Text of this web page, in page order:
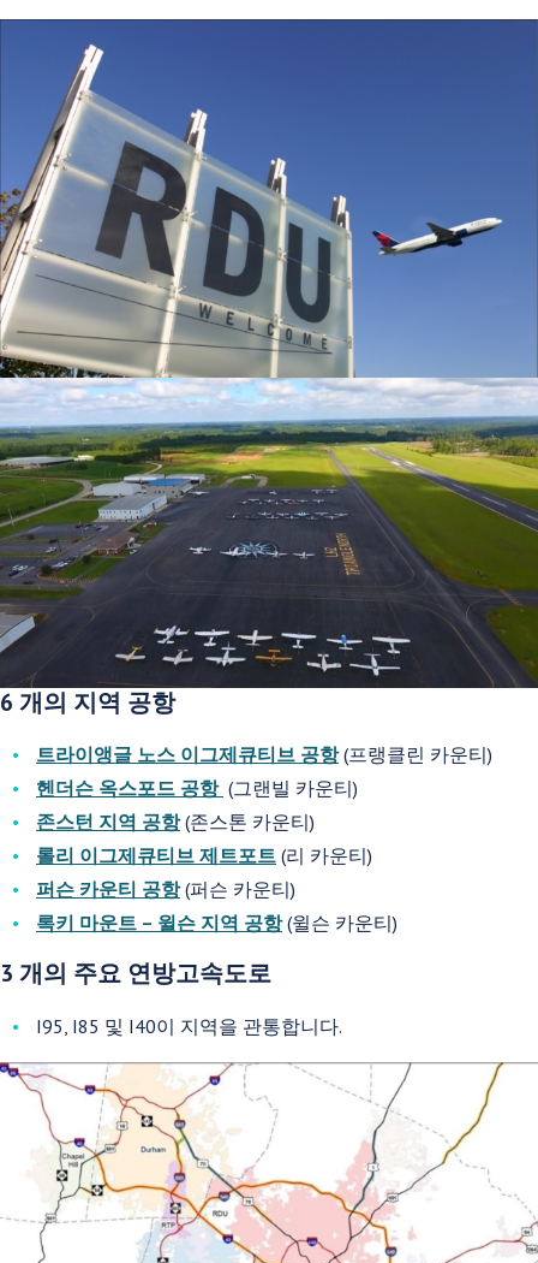
6 개의 지역 공항
트라이앵글 노스 이그제큐티브 공항(프랭클린 카운티)
헨더슨 옥스포드 공항 (그랜빌 카운티)
존스턴 지역 공항(존스톤 카운티)
롤리 이그제큐티브 제트포트 (리 카운티)
퍼슨 카운티 공항(퍼슨 카운티)
록키 마운트 – 윌슨 지역 공항(윌슨 카운티)
3 개의 주요 연방고속도로
I95, I85 및 I40이 지역을 관통합니다.